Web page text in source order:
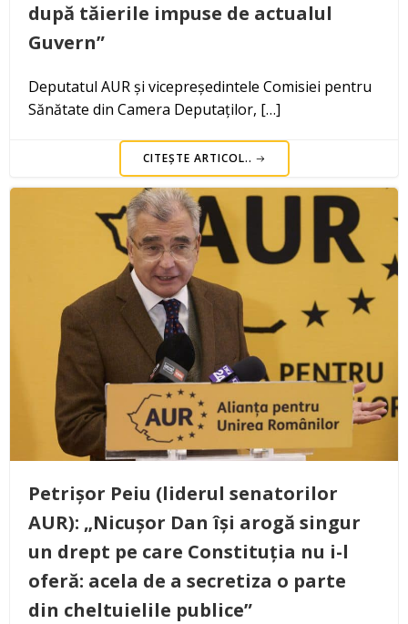
după tăierile impuse de actualul
Guvern”
Deputatul AUR și vicepreședintele Comisiei pentru
Sănătate din Camera Deputaților, […]
CITEȘTE ARTICOL..
Petrișor Peiu (liderul senatorilor
AUR): „Nicușor Dan își arogă singur
un drept pe care Constituția nu i-l
oferă: acela de a secretiza o parte
din cheltuielile publice”